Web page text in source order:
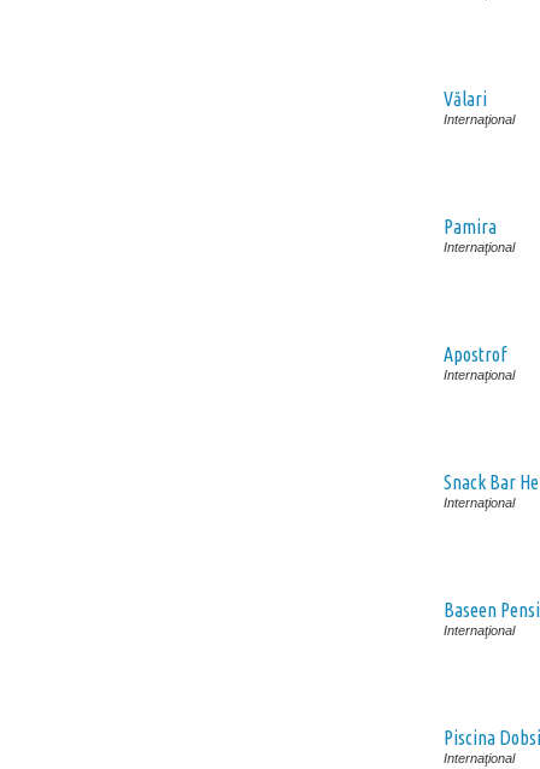
Vălari
Internaţional
Pamira
Internaţional
Apostrof
Internaţional
Snack Bar
Internaţional
Baseen
Internaţional
Piscina Dobsi
Internaţional